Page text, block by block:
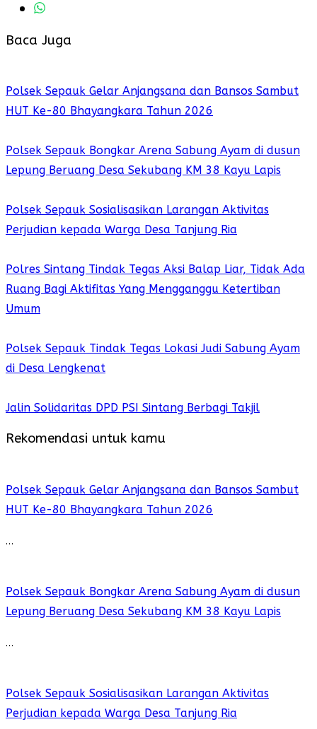
Baca Juga
Polsek Sepauk Gelar Anjangsana dan Bansos Sambut
HUT Ke-80 Bhayangkara Tahun 2026
Polsek Sepauk Bongkar Arena Sabung Ayam di dusun
Lepung Beruang Desa Sekubang KM 38 Kayu Lapis
Polsek Sepauk Sosialisasikan Larangan Aktivitas
Perjudian kepada Warga Desa Tanjung Ria
Polres Sintang Tindak Tegas Aksi Balap Liar, Tidak Ada
Ruang Bagi Aktifitas Yang Mengganggu Ketertiban
Umum
Polsek Sepauk Tindak Tegas Lokasi Judi Sabung Ayam
di Desa Lengkenat
Jalin Solidaritas DPD PSI Sintang Berbagi Takjil
Rekomendasi untuk kamu
Polsek Sepauk Gelar Anjangsana dan Bansos Sambut
HUT Ke-80 Bhayangkara Tahun 2026
…
Polsek Sepauk Bongkar Arena Sabung Ayam di dusun
Lepung Beruang Desa Sekubang KM 38 Kayu Lapis
…
Polsek Sepauk Sosialisasikan Larangan Aktivitas
Perjudian kepada Warga Desa Tanjung Ria